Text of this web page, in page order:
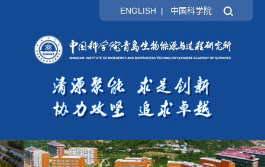
ENGLISH | 中国科学院